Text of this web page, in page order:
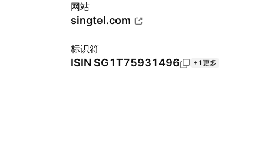
网站
singtel.com
标识符
ISIN SG1T75931496 +1更多